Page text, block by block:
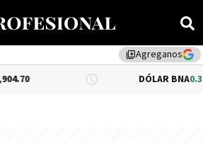
library_addAgreganos
DÓLAR BNA 0.34%$1,520.00